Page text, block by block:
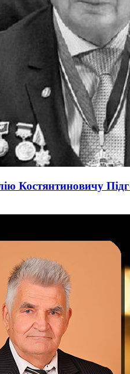
Костянтиновичу